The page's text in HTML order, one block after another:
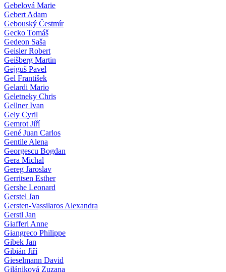
Gebelová Marie
Gebert Adam
Gebouský Čestmír
Gecko Tomáš
Gedeon Saša
Geisler Robert
Geišberg Martin
Gejguš Pavel
Gel František
Gelardi Mario
Geletneky Chris
Gellner Ivan
Gely Cyril
Gemrot Jiří
Gené Juan Carlos
Gentile Alena
Georgescu Bogdan
Gera Michal
Gereg Jaroslav
Gerritsen Esther
Gershe Leonard
Gerstel Jan
Gersten-Vassilaros Alexandra
Gerstl Jan
Giafferi Anne
Giangreco Philippe
Gibek Jan
Gibián Jiří
Gieselmann David
Gilániková Zuzana